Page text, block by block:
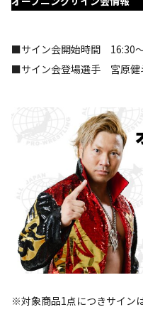
■サイン会開始時間 16:30
■サイン会登場選手 宮原健
※対象商品1点につきサイン